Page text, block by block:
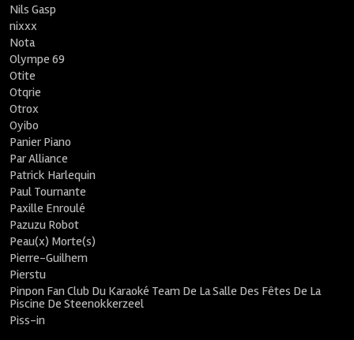
Nils Gasp
nixxx
Nota
Olympe 69
Otite
Otqrie
Otrox
Oyibo
Panier Piano
Par Alliance
Patrick Harlequin
Paul Tournante
Paxille Enroulé
Pazuzu Robot
Peau(x) Morte(s)
Pierre-Guilhem
Pierstu
Pinpon Fan Club Du Karaoké Team De La Salle Des Fêtes De La
Piscine De Steenokkerzeel
Piss-in